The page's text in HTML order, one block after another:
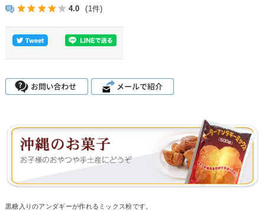
4.0 (1件)
黒糖入りのアンダギーが作れるミックス粉です。